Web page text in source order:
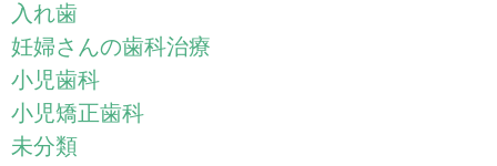
入れ歯
妊婦さんの歯科治療
小児歯科
小児矯正歯科
未分類